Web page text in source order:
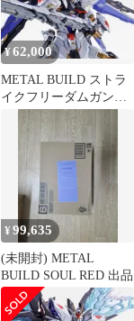
¥62,000
METAL BUILD ストラ
イクフリーダムガンダ
ム SOUL BLUE Ve…
¥99,635
(未開封) METAL
BUILD SOUL RED 出品